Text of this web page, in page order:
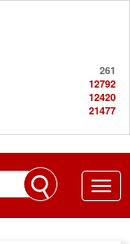
261
12792
12420
21477
Toggle